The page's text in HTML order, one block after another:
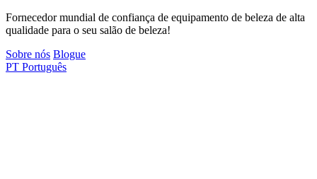
Fornecedor mundial de confiança de equipamento de beleza de alta
qualidade para o seu salão de beleza!
Sobre nós Blogue
PT Português